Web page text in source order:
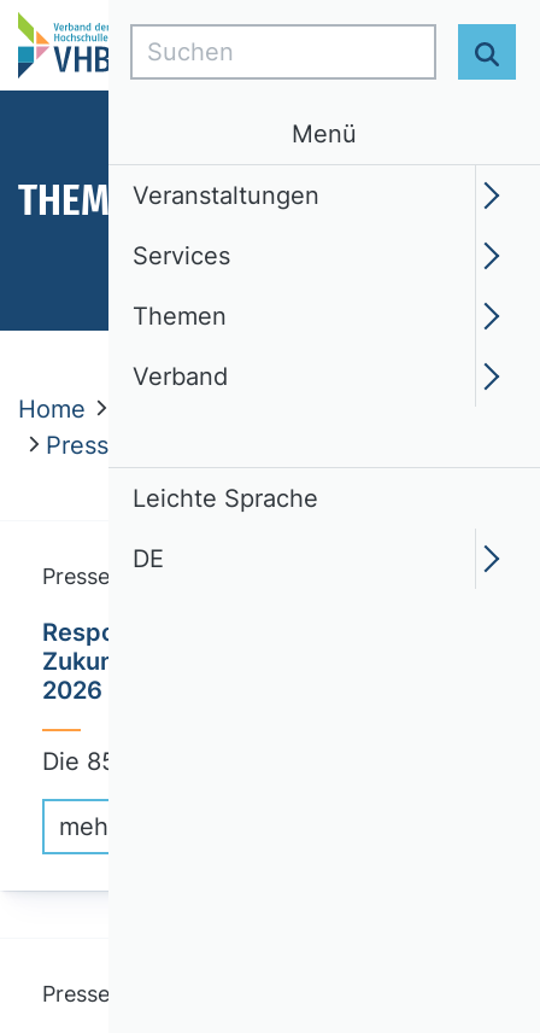
THEMEN
Home
Pressemitteilungen
Pressemitteilung
Responsible Innovation. BWL gestaltet
Zukunft: Einladung zur VHB Tagung
2026
Die 85. Tagung des Verbands der…
mehr erfahren
Pressemitteilung
Suchen
Menü
Veranstaltungen
Services
Themen
Verband
Leichte Sprache
DE